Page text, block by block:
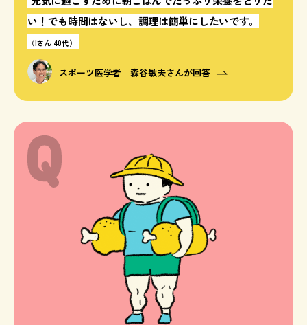
い！でも時間はないし、調理は簡単にしたいです。
（Iさん 40代）
スポーツ医学者 森谷敏夫さんが回答